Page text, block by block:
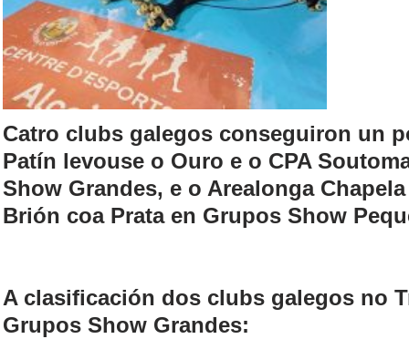
Catro clubs galegos conseguiron un
Patín levouse o Ouro e o CPA
Show Grandes, e o Arealonga
Brión coa Prata en Grupos Show
A clasificación dos clubs galegos no
Grupos Show Grandes: